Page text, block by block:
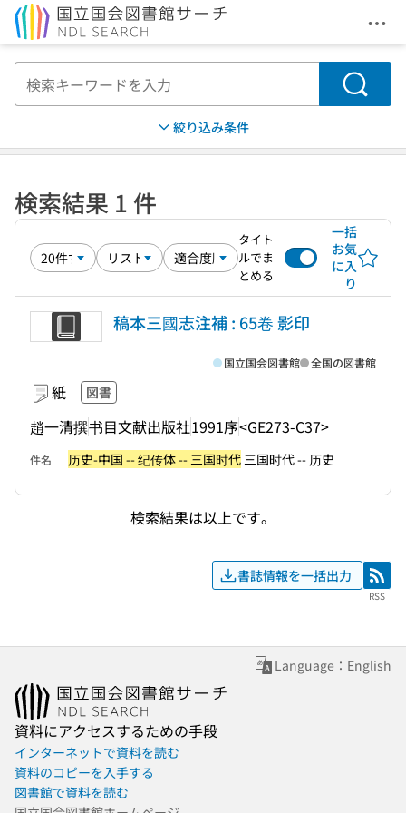
メ
検索
絞り込み条件
検索結果 1 件
タイト
ルでま
とめる
一括
お気
に入
り
稿本三國志注補 : 65卷 影印
紙 図書
趙一清撰书目文献出版社1991序<GE273-C37>
国立国会図書館 全国の図書館
件名 历史-中国 -- 纪传体 -- 三国时代 三国时代 -- 历史
検索結果は以上です。
書誌情報を一括出力 RSS
RSS
Language：English
資料にアクセスするための手段
インターネットで資料を読む
資料のコピーを入手する
図書館で資料を読む